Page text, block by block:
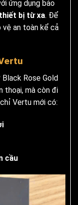
ứng dụng bảo
bị từ xa. Để
vệ an toàn kể cả
Rose Gold
thoại, mà còn đi
Vertu mới có:
cầu